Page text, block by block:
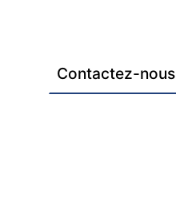
Contactez-nous